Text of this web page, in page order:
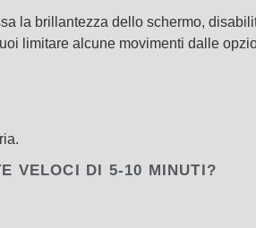
la brillantezza dello schermo,
limitare alcune movimenti dalle
VELOCI DI 5-10 MINUTI?